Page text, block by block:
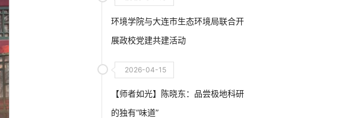
环境学院与大连市生态环境局联合开
展政校党建共建活动
2026-04-15
【师者如光】陈晓东：品尝极地科研
的独有“味道”